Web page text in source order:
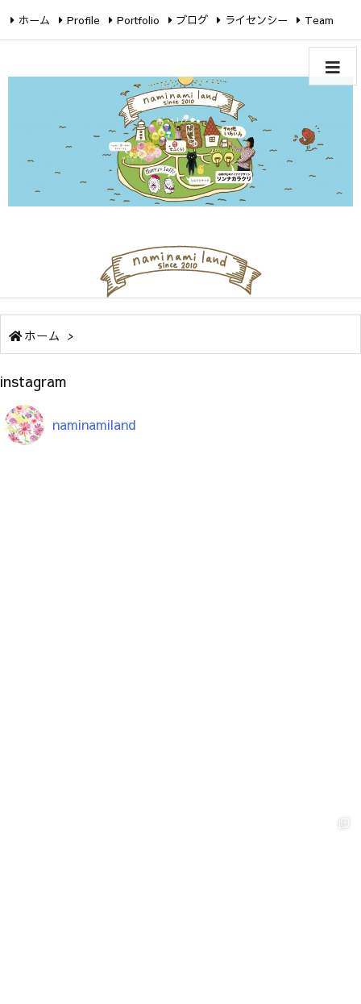
ホーム Profile Portfolio ブログ ライセンシー Team
ホーム >
instagram
naminamiland